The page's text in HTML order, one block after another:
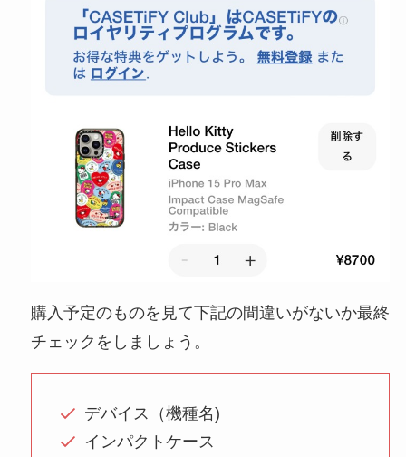
購入予定のものを見て下記の間違いがないか最終
チェックをしましょう。
デバイス（機種名)
インパクトケース